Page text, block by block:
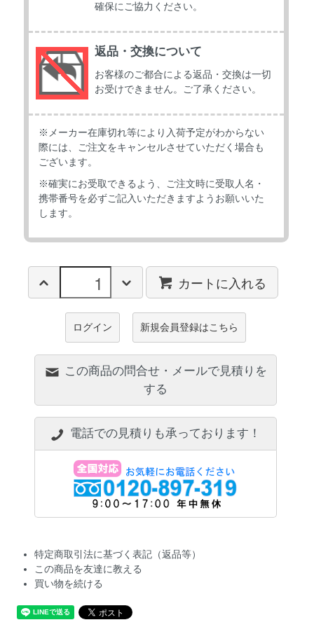
確保にご協力ください。
返品・交換について
お客様のご都合による返品・交換は一切
お受けできません。ご了承ください。
※メーカー在庫切れ等により入荷予定がわからない
際には、ご注文をキャンセルさせていただく場合も
ございます。
※確実にお受取できるよう、ご注文時に受取人名・
携帯番号を必ずご記入いただきますようお願いいた
します。
カートに入れる
ログイン 新規会員登録はこちら
この商品の問合せ・メールで見積りを
する
電話での見積りも承っております！
特定商取引法に基づく表記（返品等）
この商品を友達に教える
買い物を続ける